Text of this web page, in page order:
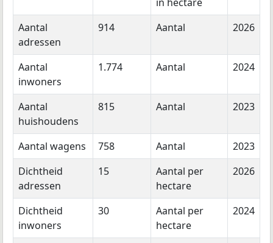
in hectare
Aantal
adressen
914 Aantal 2026
Aantal
inwoners
1.774 Aantal 2024
Aantal
huishoudens
815 Aantal 2023
Aantal wagens 758 Aantal
2023
Dichtheid
adressen
15
Aantal per
hectare
2026
Dichtheid
inwoners
30
Aantal per
hectare
2024